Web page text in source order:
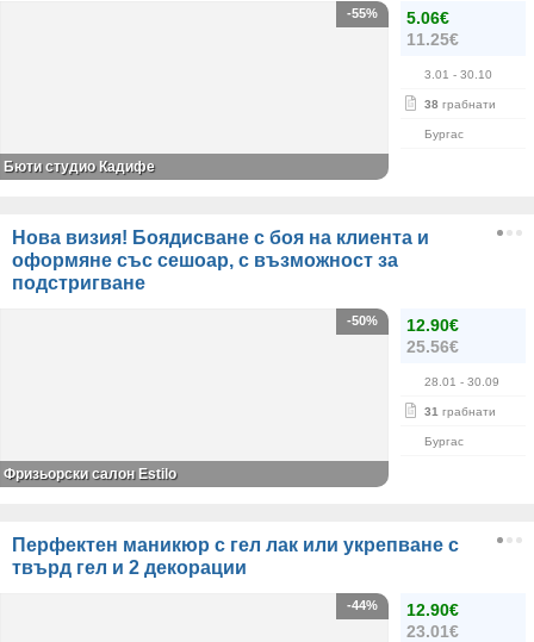
5.06€
11.25€
3.01 - 30.10
38 грабнати
Бургас
-55%
Бюти студио Кадифе
Нова визия! Боядисване с боя на клиента и
оформяне със сешоар, с възможност за
подстригване
12.90€
25.56€
28.01 - 30.09
31 грабнати
Бургас
-50%
Фризьорски салон Estilo
Перфектен маникюр с гел лак или укрепване с
твърд гел и 2 декорации
12.90€
23.01€
-44%